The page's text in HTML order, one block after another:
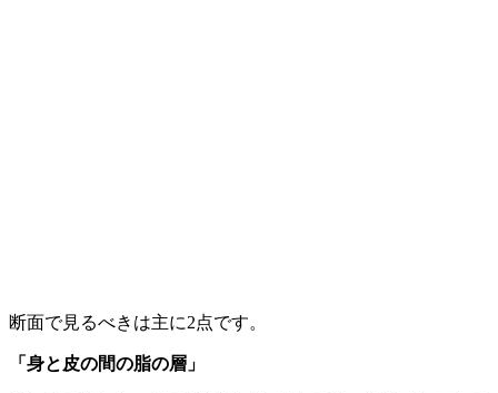
断面で見るべきは主に2点です。
「身と皮の間の脂の層」